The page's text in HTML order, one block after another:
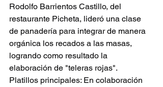
Rodolfo Barrientos Castillo, del
restaurante Picheta, lideró una clase
de panadería para integrar de manera
orgánica los recados a las masas,
logrando como resultado la
elaboración de "teleras rojas".
Platillos principales: En colaboración